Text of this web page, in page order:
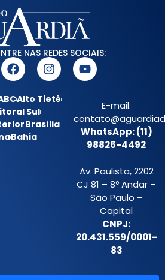
NAS REDES SOCIAIS:
Alto Tietê
Sul
Brasília
Bahia
E-mail:
WhatsApp: (11)
98826-4492
Av. Paulista, 2202
CJ 81 – 8º Andar –
São Paulo –
Capital
CNPJ:
20.431.559/0001-
83